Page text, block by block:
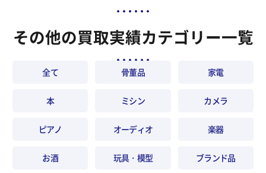
その他の買取実績カテゴリー一覧
全て 骨董品 家電
本 ミシン カメラ
ピアノ オーディオ 楽器
お酒 玩具・模型 ブランド品